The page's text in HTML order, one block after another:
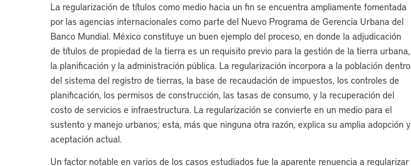
La regularización de títulos como medio hacia un fin se encuentra ampliamente fomentada
por las agencias internacionales como parte del Nuevo Programa de Gerencia Urbana del
Banco Mundial. México constituye un buen ejemplo del proceso, en donde la adjudicación
de títulos de propiedad de la tierra es un requisito previo para la gestión de la tierra urbana,
la planificación y la administración pública. La regularización incorpora a la población dentro
del sistema del registro de tierras, la base de recaudación de impuestos, los controles de
planificación, los permisos de construcción, las tasas de consumo, y la recuperación del
costo de servicios e infraestructura. La regularización se convierte en un medio para el
sustento y manejo urbanos; esta, más que ninguna otra razón, explica su amplia adopción y
aceptación actual.
Un factor notable en varios de los casos estudiados fue la aparente renuencia a regularizar